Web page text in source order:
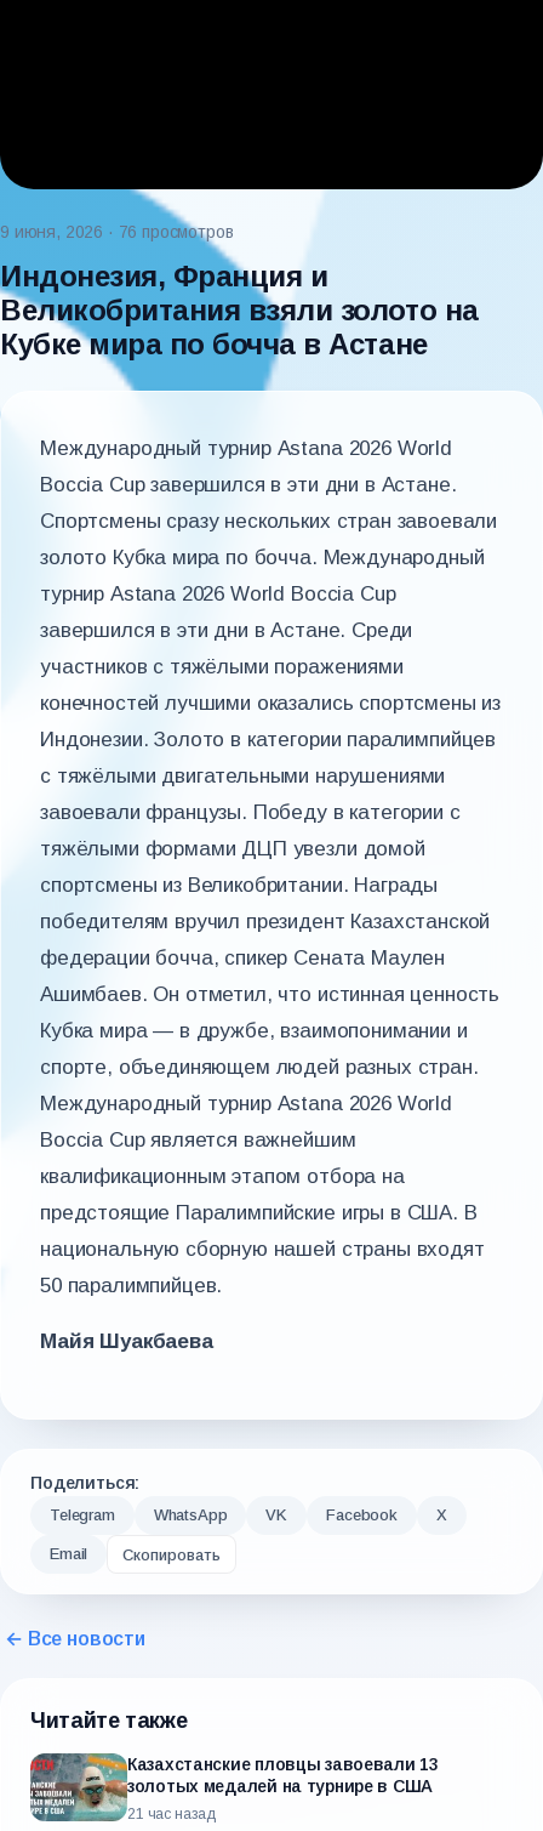
9 июня, 2026 · 76 просмотров
Индонезия, Франция и
Великобритания взяли золото на
Кубке мира по бочча в Астане
Международный турнир Astana 2026 World
Boccia Cup завершился в эти дни в Астане.
Спортсмены сразу нескольких стран завоевали
золото Кубка мира по бочча. Международный
турнир Astana 2026 World Boccia Cup
завершился в эти дни в Астане. Среди
участников с тяжёлыми поражениями
конечностей лучшими оказались спортсмены из
Индонезии. Золото в категории паралимпийцев
с тяжёлыми двигательными нарушениями
завоевали французы. Победу в категории с
тяжёлыми формами ДЦП увезли домой
спортсмены из Великобритании. Награды
победителям вручил президент Казахстанской
федерации бочча, спикер Сената Маулен
Ашимбаев. Он отметил, что истинная ценность
Кубка мира — в дружбе, взаимопонимании и
спорте, объединяющем людей разных стран.
Международный турнир Astana 2026 World
Boccia Cup является важнейшим
квалификационным этапом отбора на
предстоящие Паралимпийские игры в США. В
национальную сборную нашей страны входят
50 паралимпийцев.
Майя Шуакбаева
Поделиться:
Telegram WhatsApp VK Facebook X
Email Скопировать
← Все новости
Читайте также
Казахстанские пловцы завоевали 13
золотых медалей на турнире в США
21 час назад